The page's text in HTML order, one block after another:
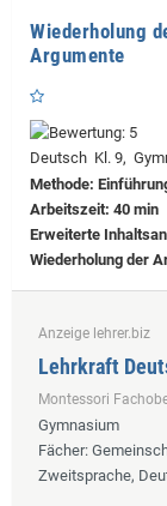
Wiederholung
Argumente
Deutsch Kl. 9,
Methode:
Arbeitszeit: 40 min
Erweiterte
Wiederholung der
Anzeige lehrer.biz
Lehrkraft
Montessori
Gymnasium
Fächer:
Zweitsprache,